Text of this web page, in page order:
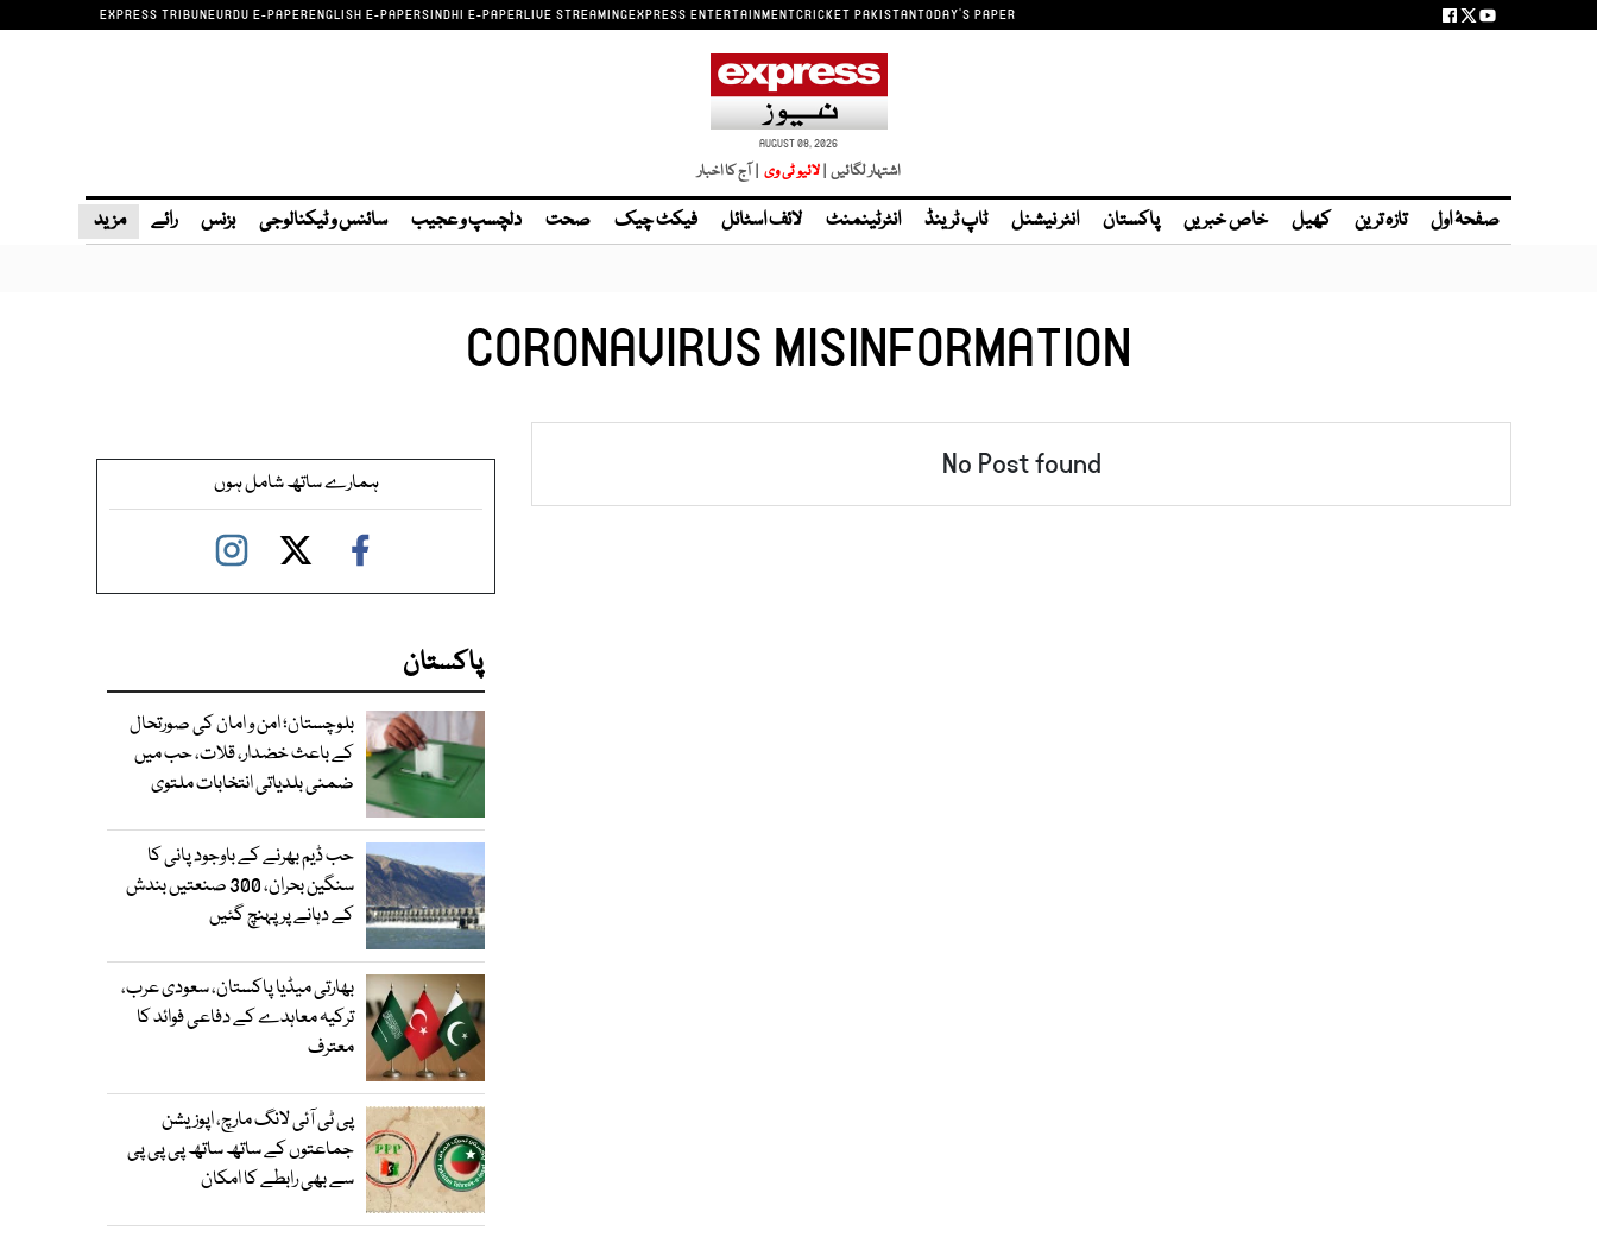
EXPRESS TRIBUNEURDU E-PAPERENGLISH E-PAPERSINDHI E-PAPERLIVE STREAMINGEXPRESS ENTERTAINMENTCRICKET PAKISTANTODAY'S PAPER
AUGUST 08, 2026
اشتہار لگائیں | | آج کا اخبار
صفحۂ اول تازہ ترین کھیل خاص خبریں پاکستان انٹر نیشنل ٹاپ ٹرینڈ انٹرٹینمنٹ لائف اسٹائل فیکٹ چیک صحت دلچسپ و عجیب سائنس و ٹیکنالوجی بزنس رائے مزید
CORONAVIRUS MISINFORMATION
No Post found ہمارے ساتھ شامل ہوں
پاکستان
بلوچستان؛ امن و امان کی صورتحال
کے باعث خضدار، قلات، حب میں
ضمنی بلدیاتی انتخابات ملتوی
حب ڈیم بھرنے کے باوجود پانی کا
سنگین بحران، 300 صنعتیں بندش
کے دہانے پر پہنچ گئیں
بھارتی میڈیا پاکستان، سعودی عرب،
ترکیہ معاہدے کے دفاعی فوائد کا
معترف
پی ٹی آئی لانگ مارچ، اپوزیشن
جماعتوں کے ساتھ ساتھ پی پی پی
سے بھی رابطے کا امکان